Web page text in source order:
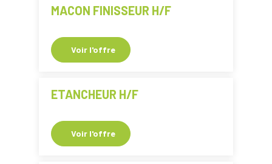
MACON FINISSEUR H/F
Voir l'offre
ETANCHEUR H/F
Voir l'offre